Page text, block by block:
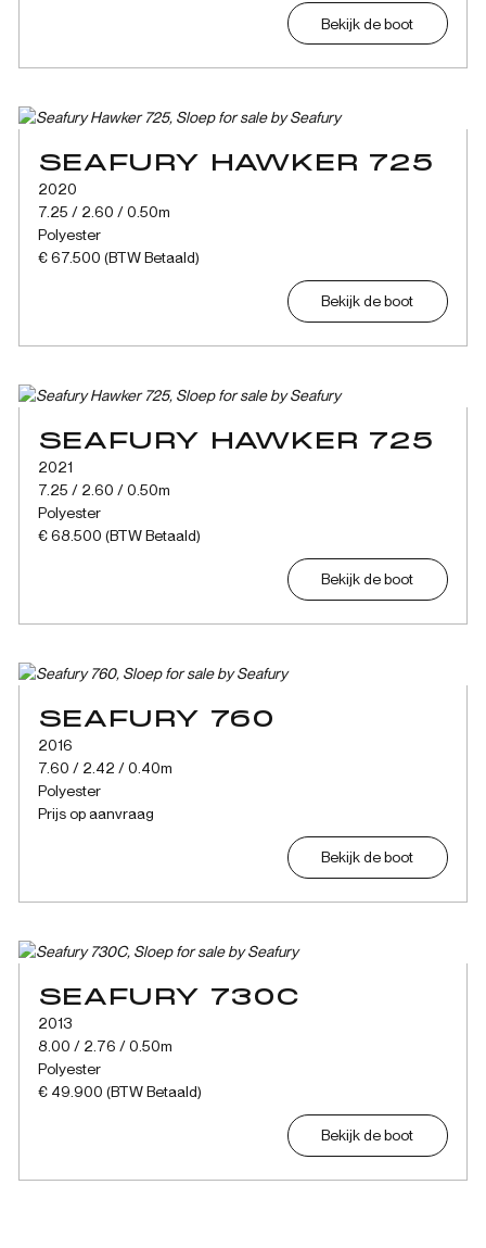
Bekijk de boot
SEAFURY HAWKER 725
2020
7.25 / 2.60 / 0.50m
Polyester
€ 67.500 (BTW Betaald)
Bekijk de boot
SEAFURY HAWKER 725
2021
7.25 / 2.60 / 0.50m
Polyester
€ 68.500 (BTW Betaald)
Bekijk de boot
SEAFURY 760
2016
7.60 / 2.42 / 0.40m
Polyester
Prijs op aanvraag
Bekijk de boot
SEAFURY 730C
2013
8.00 / 2.76 / 0.50m
Polyester
€ 49.900 (BTW Betaald)
Bekijk de boot